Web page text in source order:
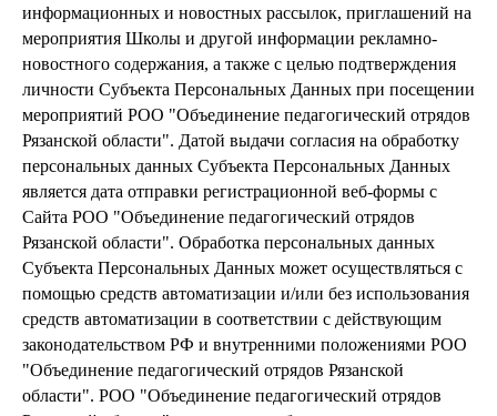
информационных и новостных рассылок, приглашений на
мероприятия Школы и другой информации рекламно-
новостного содержания, а также с целью подтверждения
личности Субъекта Персональных Данных при посещении
мероприятий РОО "Объединение педагогический отрядов
Рязанской области". Датой выдачи согласия на обработку
персональных данных Субъекта Персональных Данных
является дата отправки регистрационной веб-формы с
Сайта РОО "Объединение педагогический отрядов
Рязанской области". Обработка персональных данных
Субъекта Персональных Данных может осуществляться с
помощью средств автоматизации и/или без использования
средств автоматизации в соответствии с действующим
законодательством РФ и внутренними положениями РОО
"Объединение педагогический отрядов Рязанской
области". РОО "Объединение педагогический отрядов